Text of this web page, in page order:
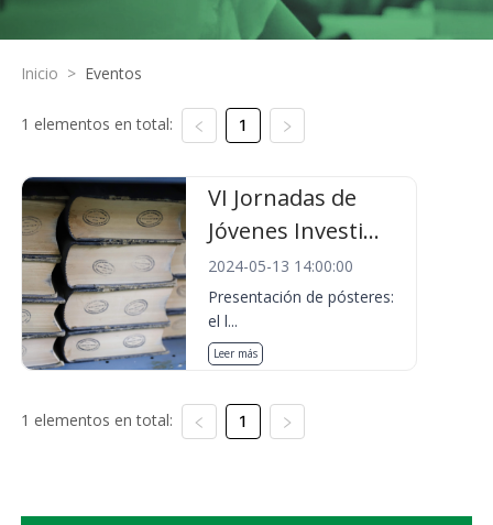
Inicio > Eventos
1 elementos en total: 1
VI Jornadas de
Jóvenes Investi...
2024-05-13 14:00:00
Presentación de pósteres:
el l...
Leer más
1 elementos en total: 1